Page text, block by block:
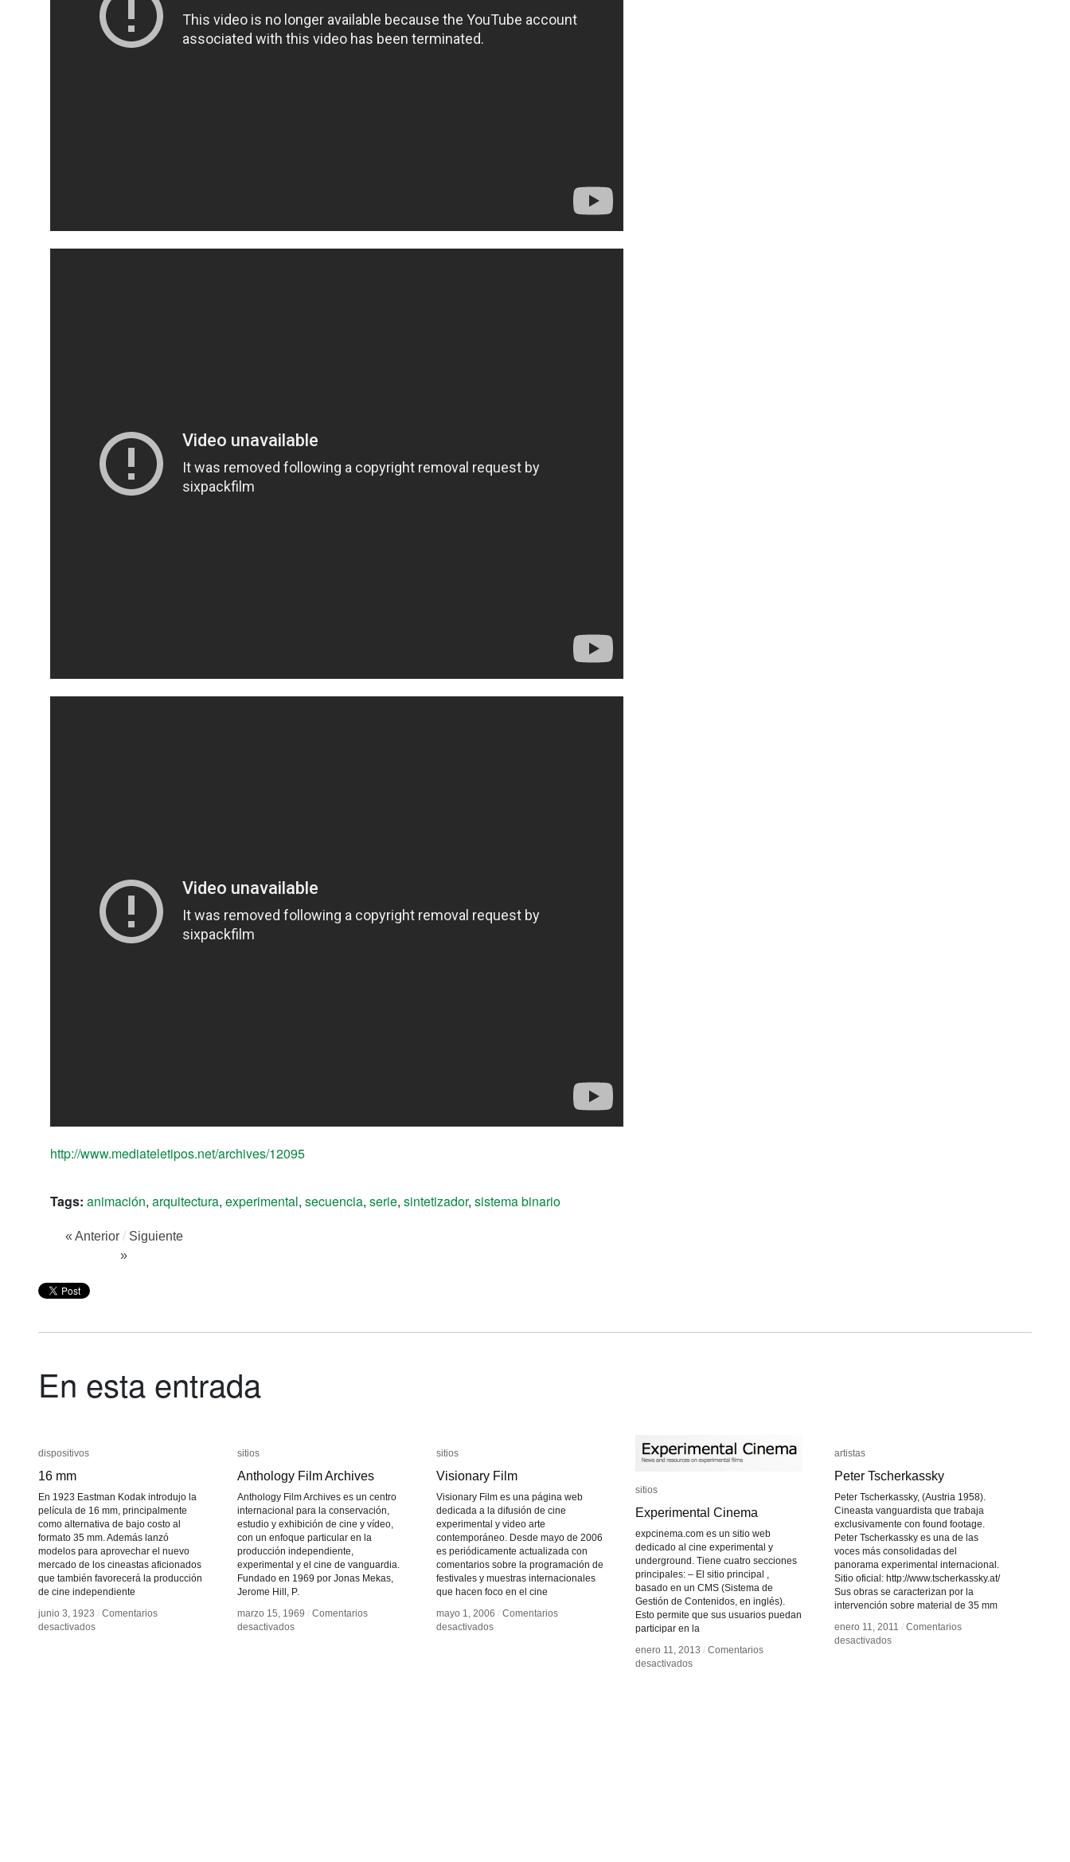
http://www.mediateletipos.net/archives/12095
Tags: animación, arquitectura, experimental, secuencia, serie, sintetizador, sistema binario
« Anterior / Siguiente
»
En esta entrada
dispositivos
16 mm
En 1923 Eastman Kodak introdujo la
película de 16 mm, principalmente
como alternativa de bajo costo al
formato 35 mm. Además lanzó
modelos para aprovechar el nuevo
mercado de los cineastas aficionados
que también favorecerá la producción
de cine independiente
junio 3, 1923 / Comentarios
desactivadosen
dispositivos
16 mm
junio 3, 1923 / Comentarios
desactivadosen
sitios
Anthology Film Archives
Anthology Film Archives es un centro
internacional para la conservación,
estudio y exhibición de cine y vídeo,
con un enfoque particular en la
producción independiente,
experimental y el cine de vanguardia.
Fundado en 1969 por Jonas Mekas,
Jerome Hill, P.
marzo 15, 1969 / Comentarios
desactivadosen
sitios
Anthology Film Archives
marzo 15, 1969 / Comentarios
desactivadosen
sitios
Visionary Film
Visionary Film es una página web
dedicada a la difusión de cine
experimental y video arte
contemporáneo. Desde mayo de 2006
es periódicamente actualizada con
comentarios sobre la programación de
festivales y muestras internacionales
que hacen foco en el cine
mayo 1, 2006 / Comentarios
desactivadosen
sitios
Visionary Film
mayo 1, 2006 / Comentarios
desactivadosen
sitios
Experimental Cinema
expcinema.com es un sitio web
dedicado al cine experimental y
underground. Tiene cuatro secciones
principales: – El sitio principal ,
basado en un CMS (Sistema de
Gestión de Contenidos, en inglés).
Esto permite que sus usuarios puedan
participar en la
enero 11, 2013 / Comentarios
desactivadosen
sitios
Experimental Cinema
enero 11, 2013 / Comentarios
desactivadosen
artistas
Peter Tscherkassky
Peter Tscherkassky, (Austria 1958).
Cineasta vanguardista que trabaja
exclusivamente con found footage.
Peter Tscherkassky es una de las
voces más consolidadas del
panorama experimental internacional.
Sitio oficial: http://www.tscherkassky.at/
Sus obras se caracterizan por la
intervención sobre material de 35 mm
enero 11, 2011 / Comentarios
desactivadosen
artistas
Peter Tscherkassky
enero 11, 2011 / Comentarios
desactivadosen